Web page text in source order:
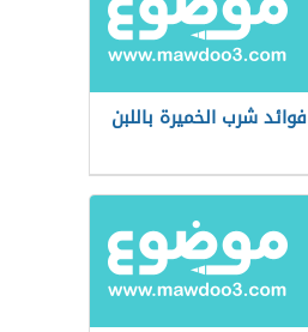
فوائد شرب الخميرة باللبن